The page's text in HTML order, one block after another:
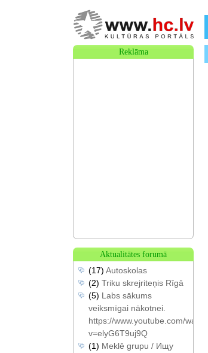
Reklāma
Aktualitātes forumā
(17) Autoskolas
(2) Triku skrejriteņis Rīgā
(5) Labs sākums
veiksmīgai nākotnei.
https://www.youtube.com/watch?
v=elyG6T9uj9Q
(1) Meklē grupu / Ищу